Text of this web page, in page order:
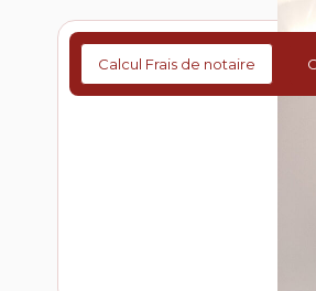
Calcul Frais de notaire